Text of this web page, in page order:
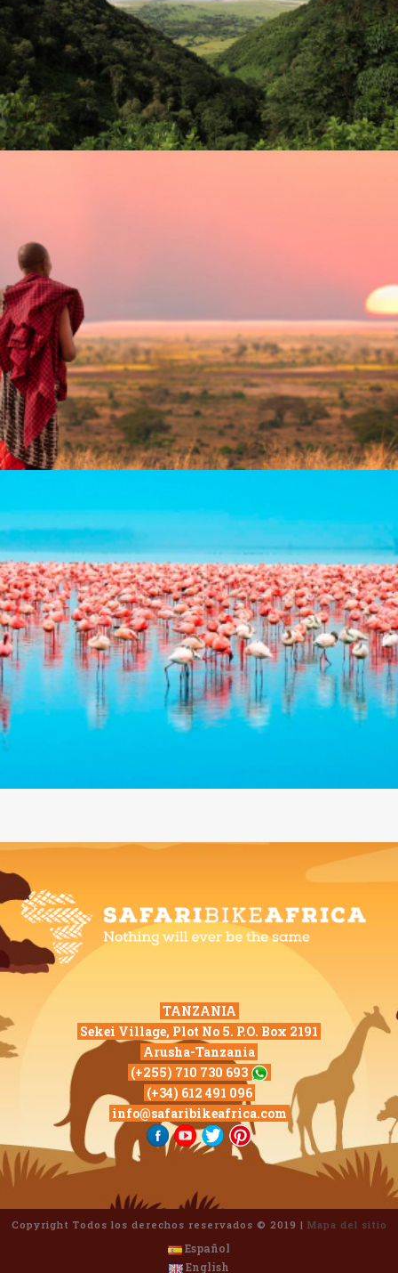
TANZANIA
Sekei Village, Plot No 5. P.O. Box 2191
Arusha-Tanzania
(+255) 710 730 693
(+34) 612 491 096
info@safaribikeafrica.com
Copyright Todos los derechos reservados © 2019 | Mapa del sitio
Español
English